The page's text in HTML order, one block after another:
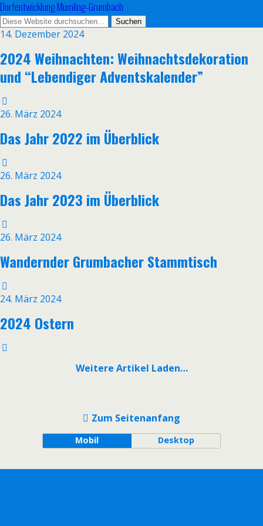
Dorfentwicklung Mümling-Grumbach
14. Dezember 2024
2024 Weihnachten: Weihnachtsdekoration
und “Lebendiger Adventskalender”
26. März 2024
Das Jahr 2022 im Überblick
26. März 2024
Das Jahr 2023 im Überblick
26. März 2024
Wandernder Grumbacher Stammtisch
24. März 2024
2024 Ostern
Weitere Artikel Laden…
Zum Seitenanfang
Mobil Desktop